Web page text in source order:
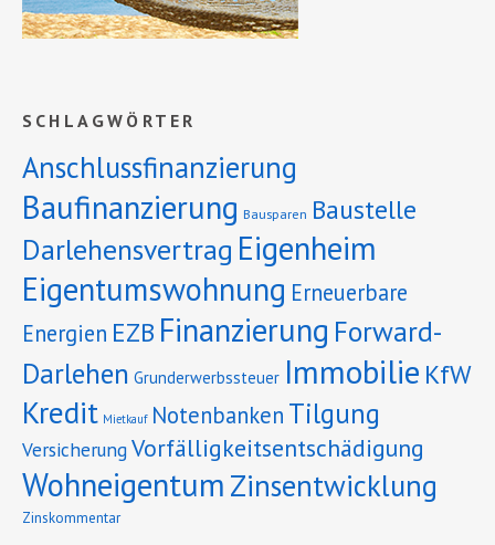
SCHLAGWÖRTER
Anschlussfinanzierung
Baufinanzierung Bausparen Baustelle
Darlehensvertrag Eigenheim
Eigentumswohnung Erneuerbare
Energien EZB Finanzierung Forward-
Darlehen Grunderwerbssteuer Immobilie KfW
Kredit Mietkauf Notenbanken Tilgung
VersicherungVorfälligkeitsentschädigung
Wohneigentum Zinsentwicklung
Zinskommentar